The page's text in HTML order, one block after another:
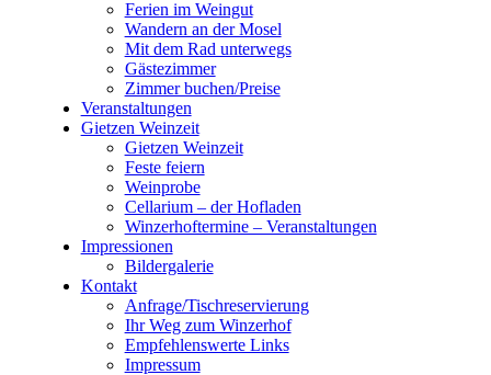
Ferien im Weingut
Wandern an der Mosel
Mit dem Rad unterwegs
Gästezimmer
Zimmer buchen/Preise
Veranstaltungen
Gietzen Weinzeit
Gietzen Weinzeit
Feste feiern
Weinprobe
Cellarium – der Hofladen
Winzerhoftermine – Veranstaltungen
Impressionen
Bildergalerie
Kontakt
Anfrage/Tischreservierung
Ihr Weg zum Winzerhof
Empfehlenswerte Links
Impressum